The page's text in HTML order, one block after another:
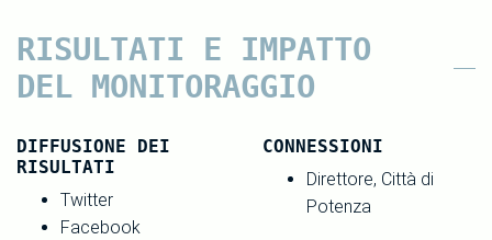
RISULTATI E IMPATTO
DEL MONITORAGGIO
DIFFUSIONE DEI
RISULTATI
Twitter
Facebook
CONNESSIONI
Direttore, Città di
Potenza